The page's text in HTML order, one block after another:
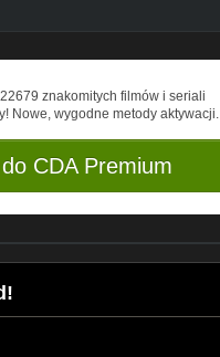
znakomitych filmów i seriali
Nowe, wygodne metody aktywacji.
do CDA Premium